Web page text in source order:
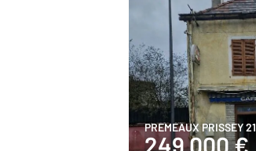
PREMEAUX PRISSEY 21
249 000 €